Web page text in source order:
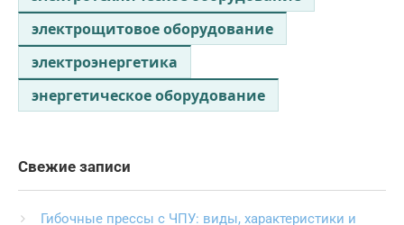
электрощитовое оборудование
электроэнергетика
энергетическое оборудование
Свежие записи
Гибочные прессы с ЧПУ: виды, характеристики и